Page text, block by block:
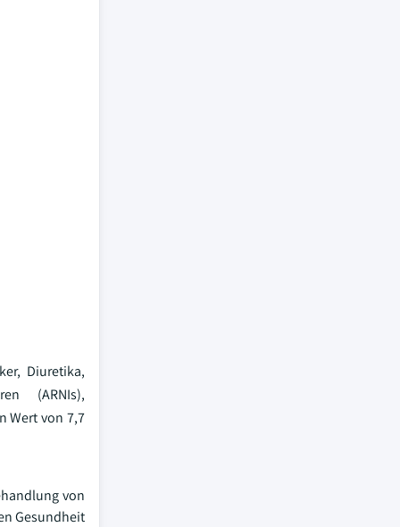
Diuretika,
(ARNIs),
Wert von 7,7
von
Gesundheit